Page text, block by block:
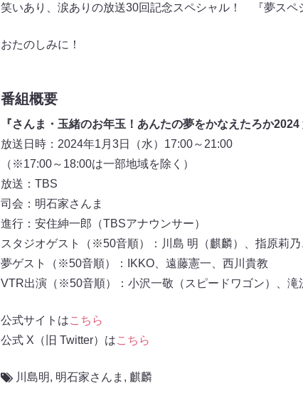
笑いあり、涙ありの放送30回記念スペシャル！ 『夢スペ
おたのしみに！
番組概要
『さんま・玉緒のお年玉！あんたの夢をかなえたろか2024
放送日時：2024年1月3日（水）17:00～21:00
（※17:00～18:00は一部地域を除く）
放送：TBS
司会：明石家さんま
進行：安住紳一郎（TBSアナウンサー）
スタジオゲスト（※50音順）：川島 明（麒麟）、指原莉
夢ゲスト（※50音順）：IKKO、遠藤憲一、西川貴教
VTR出演（※50音順）：小沢一敬（スピードワゴン）、
公式サイトはこちら
公式 X（旧 Twitter）はこちら
川島明, 明石家さんま , 麒麟